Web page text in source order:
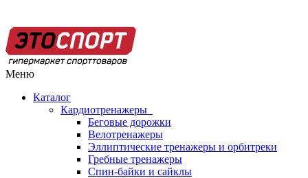
Меню
Каталог
Кардиотренажеры
Беговые дорожки
Велотренажеры
Эллиптические тренажеры и орбитреки
Гребные тренажеры
Спин-байки и сайклы